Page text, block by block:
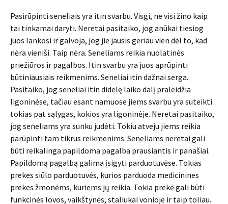
Pasirūpinti seneliais yra itin svarbu. Visgi, ne visi žino kaip
tai tinkamai daryti. Neretai pasitaiko, jog anūkai tiesiog
juos lankosi ir galvoja, jog jie jausis geriau vien dėl to, kad
nėra vieniši. Taip nėra. Seneliams reikia nuolatinės
priežiūros ir pagalbos. Itin svarbu yra juos aprūpinti
būtiniausiais reikmenims. Seneliai itin dažnai serga.
Pasitaiko, jog seneliai itin didelę laiko dalį praleidžia
ligoninėse, tačiau esant namuose jiems svarbu yra suteikti
tokias pat sąlygas, kokios yra ligoninėje. Neretai pasitaiko,
jog seneliams yra sunku judėti. Tokiu atveju jiems reikia
parūpinti tam tikrus reikmenims. Seneliams neretai gali
būti reikalinga papildoma pagalba prausiantis ir panašiai.
Papildomą pagalbą galima įsigyti parduotuvėse. Tokias
prekes siūlo parduotuvės, kurios parduoda medicinines
prekes žmonėms, kuriems jų reikia. Tokia prekė gali būti
funkcinės lovos, vaikštynės, staliukai vonioje ir taip toliau.